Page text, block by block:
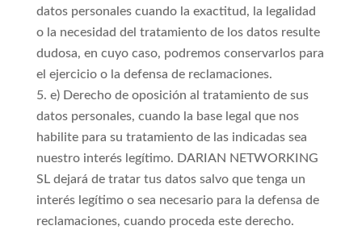
datos personales cuando la exactitud, la legalidad
o la necesidad del tratamiento de los datos resulte
dudosa, en cuyo caso, podremos conservarlos para
el ejercicio o la defensa de reclamaciones.
e) Derecho de oposición al tratamiento de sus
datos personales, cuando la base legal que nos
habilite para su tratamiento de las indicadas sea
nuestro interés legítimo. DARIAN NETWORKING
SL dejará de tratar tus datos salvo que tenga un
interés legítimo o sea necesario para la defensa de
reclamaciones, cuando proceda este derecho.